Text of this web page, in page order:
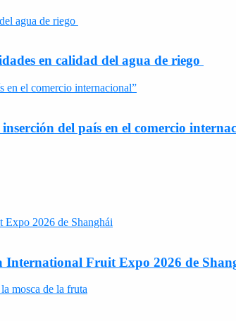
en calidad del agua de riego
del país en el comercio
International Fruit Expo 2026 de